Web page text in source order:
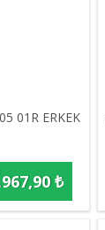
01R ERKEK
₺